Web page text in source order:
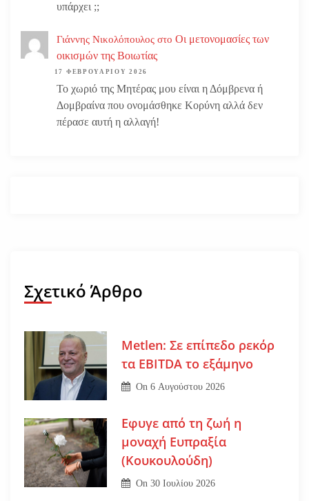
υπάρχει ;;
Γιάννης Νικολόπουλος στο Οι μετονομασίες των
οικισμών της Βοιωτίας
17 ΦΕΒΡΟΥΑΡΊΟΥ 2026
Το χωριό της Μητέρας μου είναι η Δόμβρενα ή
Δομβραίνα που ονομάσθηκε Κορύνη αλλά δεν
πέρασε αυτή η αλλαγή!
Σχετικό Άρθρο
Metlen: Σε επίπεδο ρεκόρ
τα EBITDA το εξάμηνο
On6 Αυγούστου 2026
Εφυγε από τη ζωή η
μοναχή Ευπραξία
(Κουκουλούδη)
On30 Ιουλίου 2026